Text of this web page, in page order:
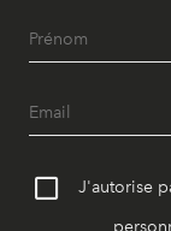
J'autorise